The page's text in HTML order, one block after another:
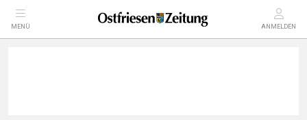
MENÜ ANMELDEN